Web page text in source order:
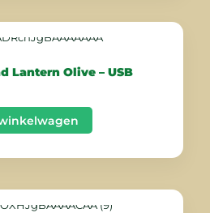
Lantern Olive – USB
Huidige
prijs
is:
€ 89,00.